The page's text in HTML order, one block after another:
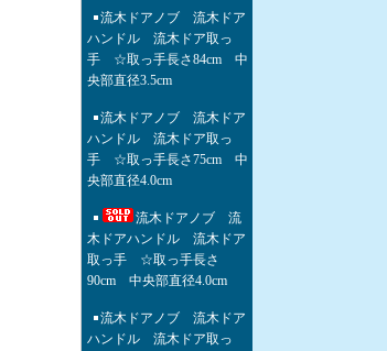
流木ドアノブ 流木ドア
ハンドル 流木ドア取っ
手 ☆取っ手長さ84cm 中
央部直径3.5cm
流木ドアノブ 流木ドア
ハンドル 流木ドア取っ
手 ☆取っ手長さ75cm 中
央部直径4.0cm
流木ドアノブ 流
木ドアハンドル 流木ドア
取っ手 ☆取っ手長さ
90cm 中央部直径4.0cm
流木ドアノブ 流木ドア
ハンドル 流木ドア取っ